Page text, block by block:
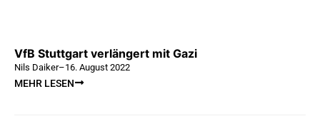
VfB Stuttgart verlängert mit Gazi
Nils Daiker–16. August 2022
MEHR LESEN